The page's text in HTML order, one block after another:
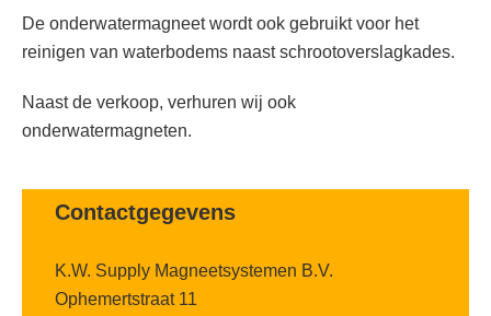
De onderwatermagneet wordt ook gebruikt voor het
reinigen van waterbodems naast schrootoverslagkades.
Naast de verkoop, verhuren wij ook
onderwatermagneten.
Contactgegevens
K.W. Supply Magneetsystemen B.V.
Ophemertstraat 11